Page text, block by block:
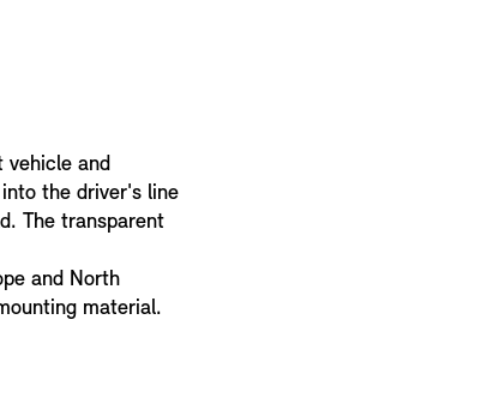
vehicle and
the driver's line
The transparent
and North
material.